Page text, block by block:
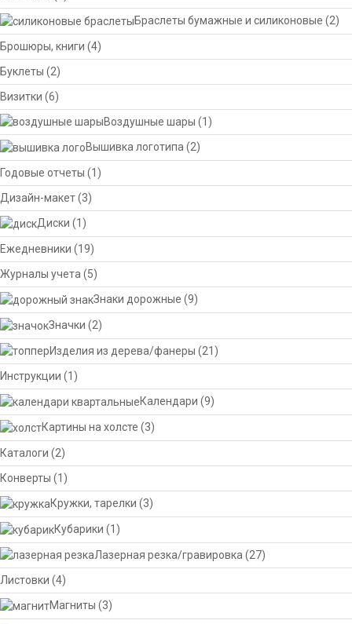
Браслеты бумажные и силиконовые (2)
Брошюры, книги (4)
Буклеты (2)
Визитки (6)
Воздушные шары (1)
Вышивка логотипа(2)
Годовые отчеты (1)
Дизайн-макет(3)
Диски (1)
Ежедневники (19)
Журналы учета (5)
Знаки дорожные (9)
Значки (2)
Изделия из дерева/фанеры (21)
Инструкции (1)
Календари (9)
Картины на холсте (3)
Каталоги (2)
Конверты (1)
Кружки, тарелки (3)
Кубарики (1)
Лазерная резка/гравировка (27)
Листовки (4)
Магниты (3)